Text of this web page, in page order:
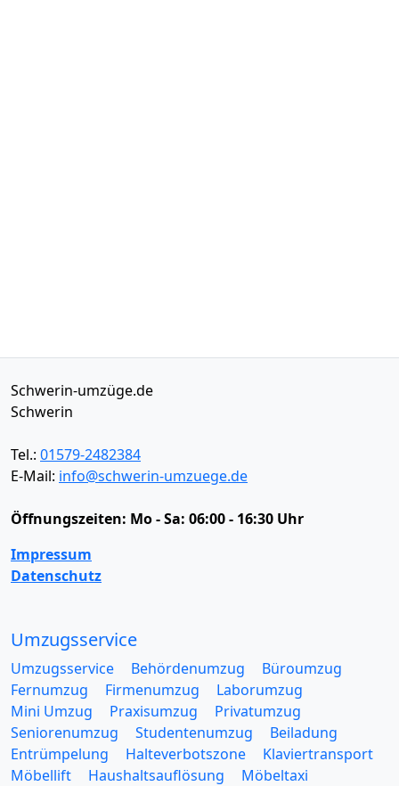
Schwerin-umzüge.de
Schwerin
Tel.: 01579-2482384
E-Mail: info@schwerin-umzuege.de
Öffnungszeiten: Mo - Sa: 06:00 - 16:30 Uhr
Impressum
Datenschutz
Umzugsservice
Umzugsservice Behördenumzug
Büroumzug
Fernumzug
Firmenumzug
Laborumzug
Mini Umzug
Praxisumzug
Privatumzug
Seniorenumzug
Studentenumzug
Beiladung
Entrümpelung
Halteverbotszone
Klaviertransport
Möbellift
Haushaltsauflösung
Möbeltaxi